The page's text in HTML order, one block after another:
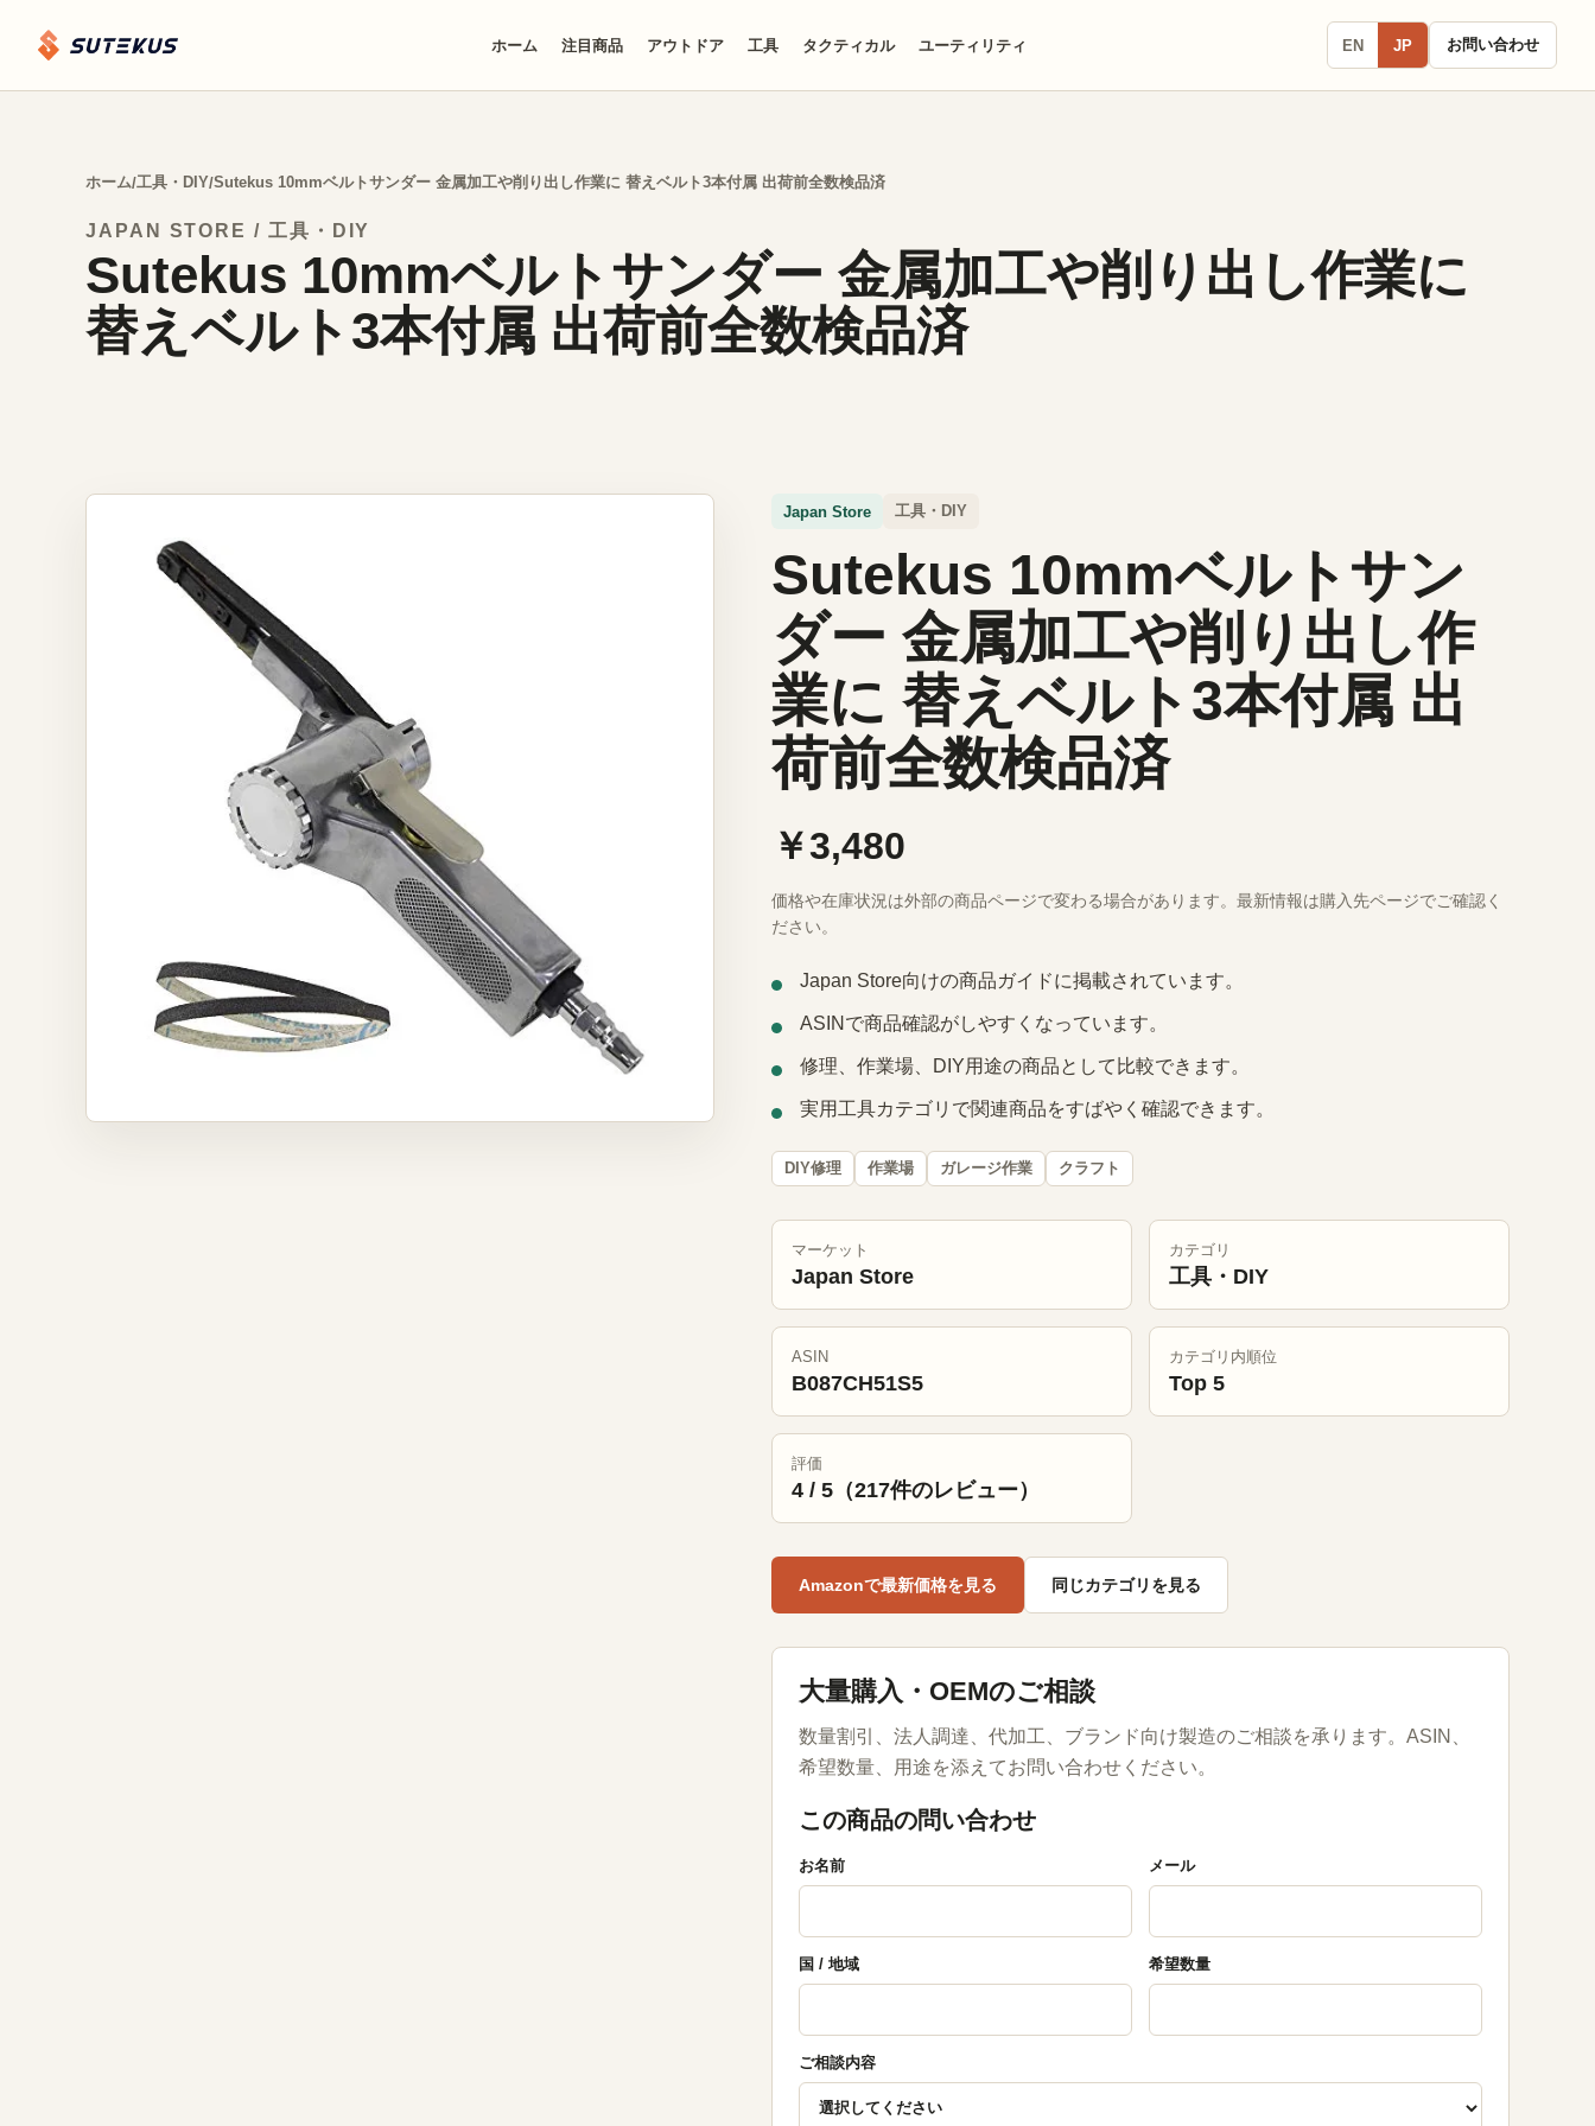
ホーム 注目商品 アウトドア 工具 タクティカル ユーティリティ EN JP お問い合わせ
ホーム/工具・DIY/Sutekus 10mmベルトサンダー 金属加工や削り出し作業に 替えベルト3本付属 出荷前全数検品済
JAPAN STORE / 工具・DIY
Sutekus 10mmベルトサンダー 金属加工や削り出し作業に
替えベルト3本付属 出荷前全数検品済
Japan Store 工具・DIY
Sutekus 10mmベルトサン
ダー 金属加工や削り出し作
業に 替えベルト3本付属 出
荷前全数検品済
￥3,480
価格や在庫状況は外部の商品ページで変わる場合があります。最新情報は購入先ページでご確認く
ださい。
Japan Store向けの商品ガイドに掲載されています。
ASINで商品確認がしやすくなっています。
修理、作業場、DIY用途の商品として比較できます。
実用工具カテゴリで関連商品をすばやく確認できます。
DIY修理 作業場 ガレージ作業 クラフト
マーケット
Japan Store
カテゴリ
工具・DIY
ASIN
B087CH51S5
カテゴリ内順位
Top 5
評価
4 / 5（217件のレビュー）
Amazonで最新価格を見る 同じカテゴリを見る
大量購入・OEMのご相談
数量割引、法人調達、代加工、ブランド向け製造のご相談を承ります。ASIN、
希望数量、用途を添えてお問い合わせください。
この商品の問い合わせ
お名前 メール
国 / 地域 希望数量
ご相談内容